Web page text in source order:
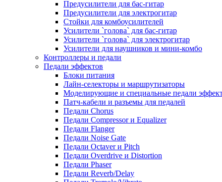
Предусилители для бас-гитар
Предусилители для электрогитар
Стойки для комбоусилителей
Усилители `голова` для бас-гитар
Усилители `голова` для электрогитар
Усилители для наушников и мини-комбо
Контроллеры и педали
Педали эффектов
Блоки питания
Лайн-селекторы и маршрутизаторы
Моделирующие и специальные педали
Патч-кабели и разъемы для педалей
Педали Chorus
Педали Compressor и Equalizer
Педали Flanger
Педали Noise Gate
Педали Octaver и Pitch
Педали Overdrive и Distortion
Педали Phaser
Педали Reverb/Delay